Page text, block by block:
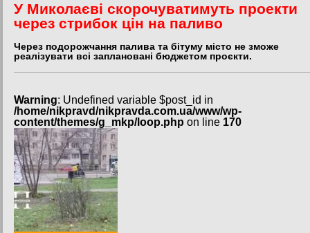
У Миколаєві скорочуватимуть проекти
через стрибок цін на паливо
Через подорожчання палива та бітуму місто не зможе
реалізувати всі заплановані бюджетом проєкти.
Warning: Undefined variable $post_id in
/home/nikpravd/nikpravda.com.ua/www/wp-
content/themes/g_mkp/loop.php on line 170